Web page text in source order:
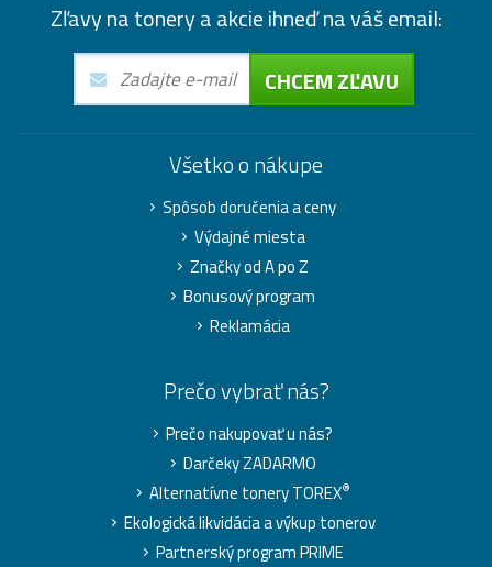
Zľavy na tonery a akcie ihneď na váš email:
CHCEM ZĽAVU
Všetko o nákupe
Spôsob doručenia a ceny
Výdajné miesta
Značky od A po Z
Bonusový program
Reklamácia
Prečo vybrať nás?
Prečo nakupovať u nás?
Darčeky ZADARMO
Alternatívne tonery TOREX®
Ekologická likvidácia a výkup tonerov
Partnerský program PRIME